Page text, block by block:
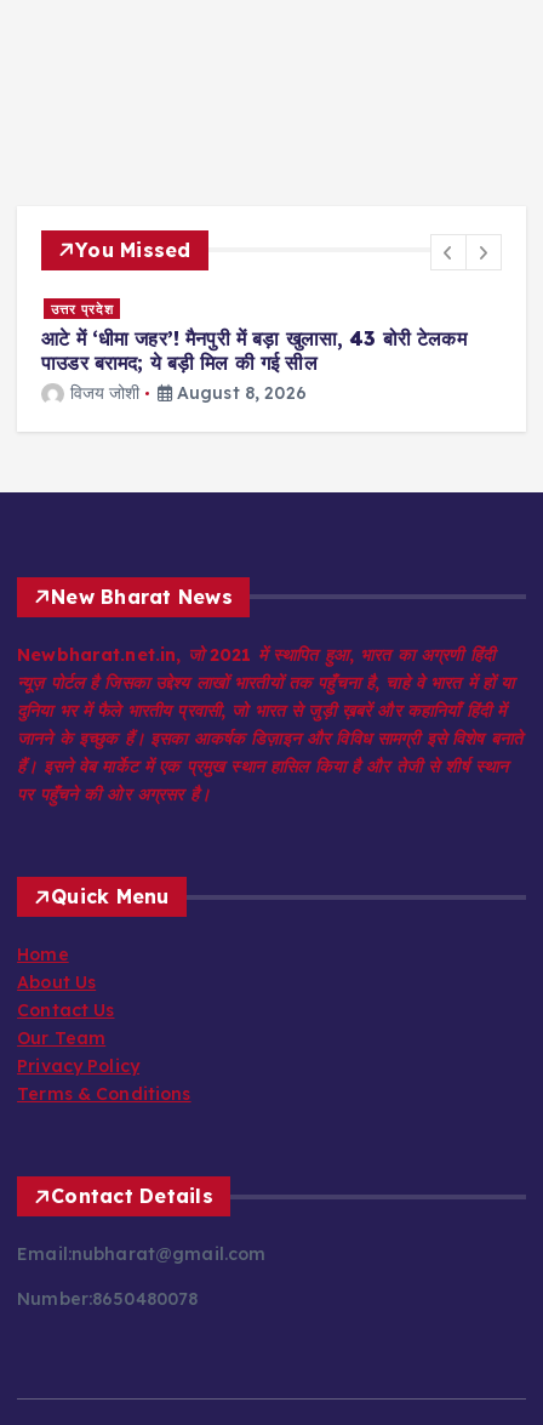
You Missed
2
हिमाचल में बड़ा हादसा, यात्रियों से भरी बस
पलटने से 8 लोगों की मौत, कई घायल
विजय जोशी August 8, 2026
New Bharat News
Newbharat.net.in, जो 2021 में स्थापित हुआ, भारत का अग्रणी हिंदी
न्यूज़ पोर्टल है जिसका उद्देश्य लाखों भारतीयों तक पहुँचना है, चाहे वे भारत में हों या
दुनिया भर में फैले भारतीय प्रवासी, जो भारत से जुड़ी ख़बरें और कहानियाँ हिंदी में
जानने के इच्छुक हैं। इसका आकर्षक डिज़ाइन और विविध सामग्री इसे विशेष बनाते
हैं। इसने वेब मार्केट में एक प्रमुख स्थान हासिल किया है और तेजी से शीर्ष स्थान
पर पहुँचने की ओर अग्रसर है।
Quick Menu
Home
About Us
Contact Us
Our Team
Privacy Policy
Terms & Conditions
Contact Details
Email:nubharat@gmail.com
Number:8650480078